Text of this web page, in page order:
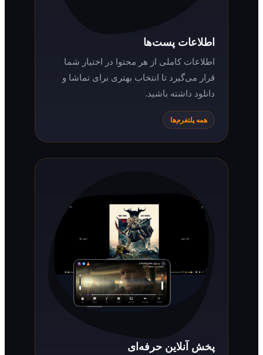
اطلاعات پست‌ها
اطلاعات کاملی از هر محتوا در اختیار شما
قرار می‌گیرد تا انتخاب بهتری برای تماشا و
دانلود داشته باشید.
همه پلتفرم‌ها
پخش آنلاین حرفه‌ای